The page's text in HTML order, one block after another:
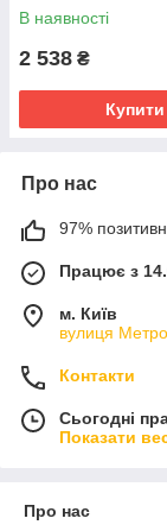
В наявності
2 538 ₴
Купити
Про нас
97%
Працює з
м. Київ
вулиця
Контакти
Сьогодні
Показати
Про нас